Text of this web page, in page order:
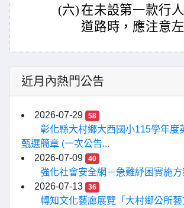
(六) 在未設第一款行
道路時，應注意
近月內熱門公告
2026-07-29 58
彰化縣大村鄉大西國小115學年度
甄選簡章 (一次公告...
2026-07-09
40
強化社會安全網－急難紓困實施方
2026-07-13
36
轉知文化藝廊展覽「大村鄉公所